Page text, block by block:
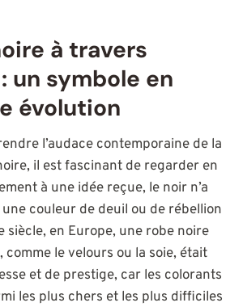
à travers
un symbole en
évolution
l’audace contemporaine de la
il est fascinant de regarder en
à une idée reçue, le noir n’a
couleur de deuil ou de rébellion
siècle, en Europe, une robe noire
comme le velours ou la soie, était
et de prestige, car les colorants
les plus chers et les plus difficiles